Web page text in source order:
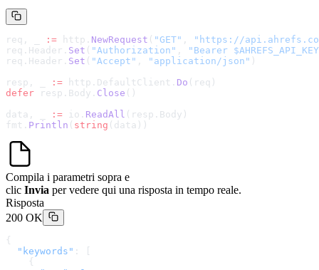
req, _ := http. NewRequest ( "GET" , " https://
req.Header. Set ( "Authorization" ,
"Bearer
req.Header. Set ( "Accept" , "application/json" )
resp, _
:= http.DefaultClient. Do (req)
defer resp.Body. Close ()
data, _
:= io. ReadAll (resp.Body)
fmt. Println ( string (data))
Compila i parametri sopra e
clic Invia per vedere qui una risposta in tempo reale.
Risposta
200 OK
{
  "keywords"
: [
    {